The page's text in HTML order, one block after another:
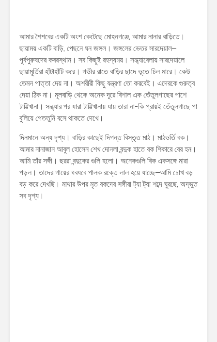
আমার শৈশবের একটি অংশ কেটেছে মোহনগঞ্জে, আমার নানার বাড়িতে।
ছায়াময় একটি বাড়ি, পেছনে ঘন জঙ্গল। জঙ্গলের ভেতর সারদেয়াল–
পূর্বপুরুষদের কবরস্থান। সব কিছুই রহস্যময়। সন্ধ্যাবেলায় সারদেয়ালে
ছায়ামূৰ্তিরা হাঁটাহাঁটি করে। গভীর রাতে বাড়ির ছাদে ভূতে ঢিল মারে। কেউ
তেমন পাত্তা দেয় না। অশরীরী কিছু যন্ত্রণা তো করবেই। এদেরকে গুরুত্ব
দেয়া ঠিক না। মূলবাড়ি থেকে অনেক দূরে বিশাল এক তেঁতুলগাছের পাশে
টাট্টিখানা। সন্ধ্যার পর যারা টাট্টিখানায় যায় তারা না-কি প্রায়ই তেঁতুলগাছে পা
বুলিয়ে পেততুনি বসে থাকতে দেখে।
দিনমানে অন্য দৃশ্য। বাড়ির কাছেই দিগন্ত বিস্তৃত মাঠ। মাঠভর্তি বক।
আমার নানাজান আবুল হােসেন শেখ দোনলা বন্দুক হাতে বক শিকারে বের হন।
আমি তাঁর সঙ্গী। ছররা বন্দুকের গুলি হলো। অনেকগুলি বিক একসঙ্গে মারা
পড়ল। তাদের গায়ের ধবধবে পালক রক্তে লাল হয়ে যাচ্ছে–আমি চোখ বড়
বড় করে দেখছি। মাথার উপর মৃত বকদের সঙ্গীরা ট্যা ট্যা শব্দে ঘুরছে, অদ্ভুত
সব দৃশ্য।